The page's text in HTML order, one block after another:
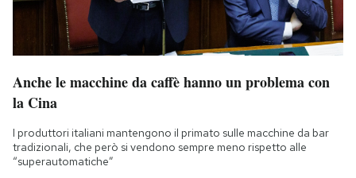
Anche le macchine da caffè hanno un problema con
la Cina
I produttori italiani mantengono il primato sulle macchine da bar
tradizionali, che però si vendono sempre meno rispetto alle
“superautomatiche”